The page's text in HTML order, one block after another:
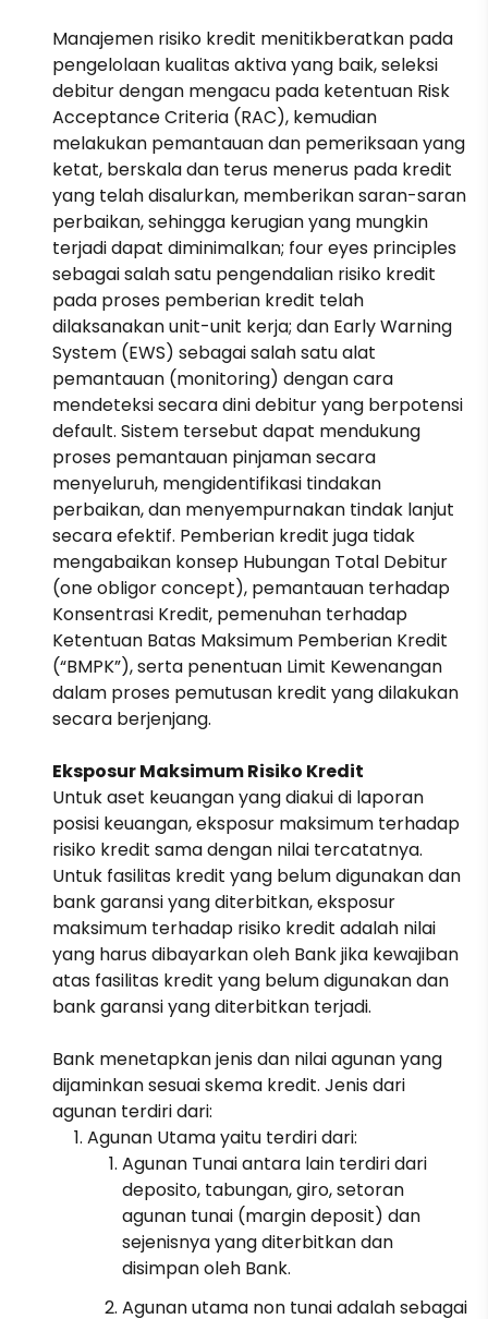
Manajemen risiko kredit menitikberatkan pada
pengelolaan kualitas aktiva yang baik, seleksi
debitur dengan mengacu pada ketentuan Risk
Acceptance Criteria (RAC), kemudian
melakukan pemantauan dan pemeriksaan yang
ketat, berskala dan terus menerus pada kredit
yang telah disalurkan, memberikan saran-saran
perbaikan, sehingga kerugian yang mungkin
terjadi dapat diminimalkan; four eyes principles
sebagai salah satu pengendalian risiko kredit
pada proses pemberian kredit telah
dilaksanakan unit-unit kerja; dan Early Warning
System (EWS) sebagai salah satu alat
pemantauan (monitoring) dengan cara
mendeteksi secara dini debitur yang berpotensi
default. Sistem tersebut dapat mendukung
proses pemantauan pinjaman secara
menyeluruh, mengidentifikasi tindakan
perbaikan, dan menyempurnakan tindak lanjut
secara efektif. Pemberian kredit juga tidak
mengabaikan konsep Hubungan Total Debitur
(one obligor concept), pemantauan terhadap
Konsentrasi Kredit, pemenuhan terhadap
Ketentuan Batas Maksimum Pemberian Kredit
(“BMPK”), serta penentuan Limit Kewenangan
dalam proses pemutusan kredit yang dilakukan
secara berjenjang.
Eksposur Maksimum Risiko Kredit
Untuk aset keuangan yang diakui di laporan
posisi keuangan, eksposur maksimum terhadap
risiko kredit sama dengan nilai tercatatnya.
Untuk fasilitas kredit yang belum digunakan dan
bank garansi yang diterbitkan, eksposur
maksimum terhadap risiko kredit adalah nilai
yang harus dibayarkan oleh Bank jika kewajiban
atas fasilitas kredit yang belum digunakan dan
bank garansi yang diterbitkan terjadi.
Bank menetapkan jenis dan nilai agunan yang
dijaminkan sesuai skema kredit. Jenis dari
agunan terdiri dari:
Agunan Utama yaitu terdiri dari:
Agunan Tunai antara lain terdiri dari
deposito, tabungan, giro, setoran
agunan tunai (margin deposit) dan
sejenisnya yang diterbitkan dan
disimpan oleh Bank.
Agunan utama non tunai adalah sebagai